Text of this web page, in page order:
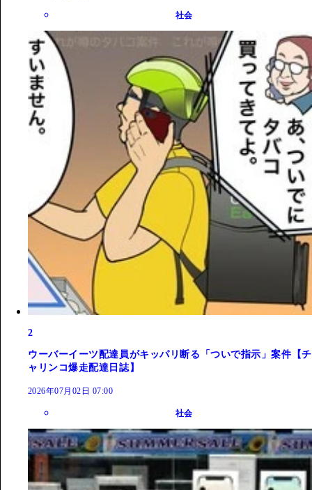
社会
2
ウーバーイーツ配達員がキッパリ断る「ついで指示」案件【チ
ャリンコ爆走配達日誌】
2026年07月02日 07:00
社会